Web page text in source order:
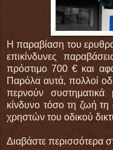
Η παραβίαση του
επικίνδυνες
πρόστιμο 700 € και
Παρόλα αυτά, πολλοί
περνούν
κίνδυνο τόσο τη ζωή
χρηστών του οδικού
Διαβάστε περισσότερα